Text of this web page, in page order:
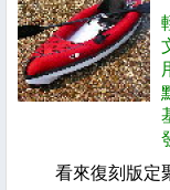
看來復刻版定